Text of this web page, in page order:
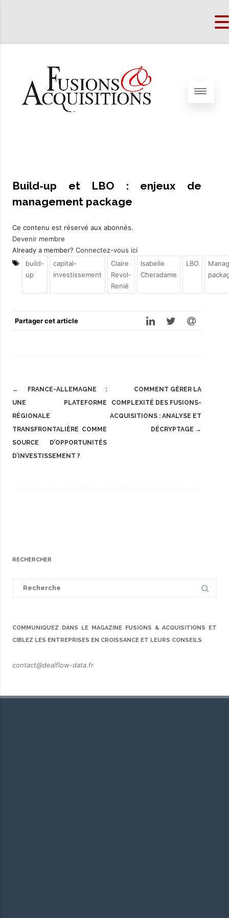
Build-up et LBO : enjeux de
management package
Ce contenu est réservé aux abonnés.
Devenir membre
Already a member? Connectez-vous ici
build-
up
capital-
investissement
Claire
Revol-
Renié
Isabelle
Cheradame
LBO
Partager cet article
Post
navigation
←
FRANCE-ALLEMAGNE :
UNE PLATEFORME
RÉGIONALE
TRANSFRONTALIÈRE COMME
SOURCE D’OPPORTUNITÉS
D’INVESTISSEMENT ?
COMMENT GÉRER LA
COMPLEXITÉ DES FUSIONS-
ACQUISITIONS : ANALYSE ET
DÉCRYPTAGE →
RECHERCHER
COMMUNIQUEZ DANS LE MAGAZINE FUSIONS & ACQUISITIONS ET
CIBLEZ LES ENTREPRISES EN CROISSANCE ET LEURS CONSEILS
contact@dealflow-data.fr